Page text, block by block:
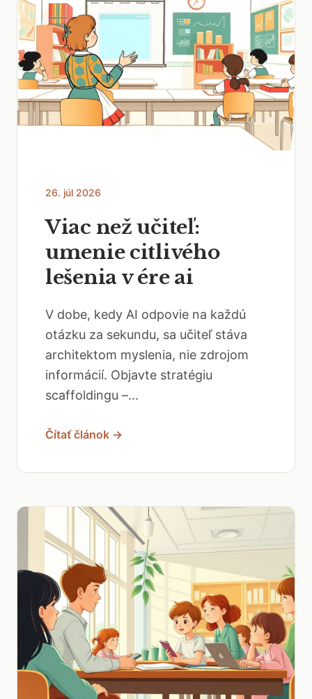
26. júl 2026
Viac než učiteľ:
umenie citlivého
lešenia v ére ai
V dobe, kedy AI odpovie na každú
otázku za sekundu, sa učiteľ stáva
architektom myslenia, nie zdrojom
informácií. Objavte stratégiu
scaffoldingu –...
Čítať článok →